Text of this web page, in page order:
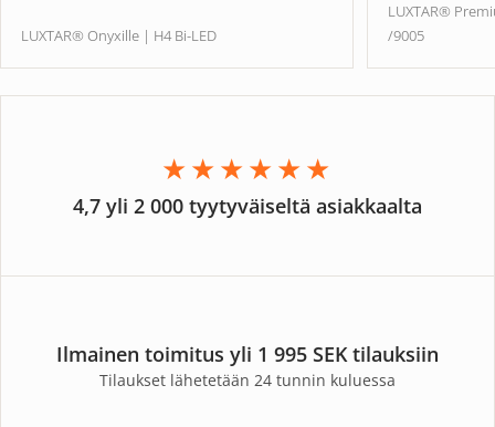
LUXTAR® Onyxille | H4 Bi-LED
LUXTAR®
/9005
★★★★★★
4,7 yli 2 000 tyytyväiseltä asiakkaalta
Ilmainen toimitus yli 1 995 SEK tilauksiin
Tilaukset lähetetään 24 tunnin kuluessa